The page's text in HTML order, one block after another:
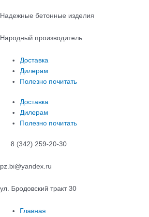
кНадежные бетонные изделия
Народный производитель
Доставка
Дилерам
Полезно почитать
Доставка
Дилерам
Полезно почитать
8 (342) 259-20-30
pz.bi@yandex.ru
ул. Бродовский тракт 30
Главная